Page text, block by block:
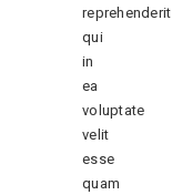
reprehenderit
qui
in
ea
voluptate
velit
esse
quam